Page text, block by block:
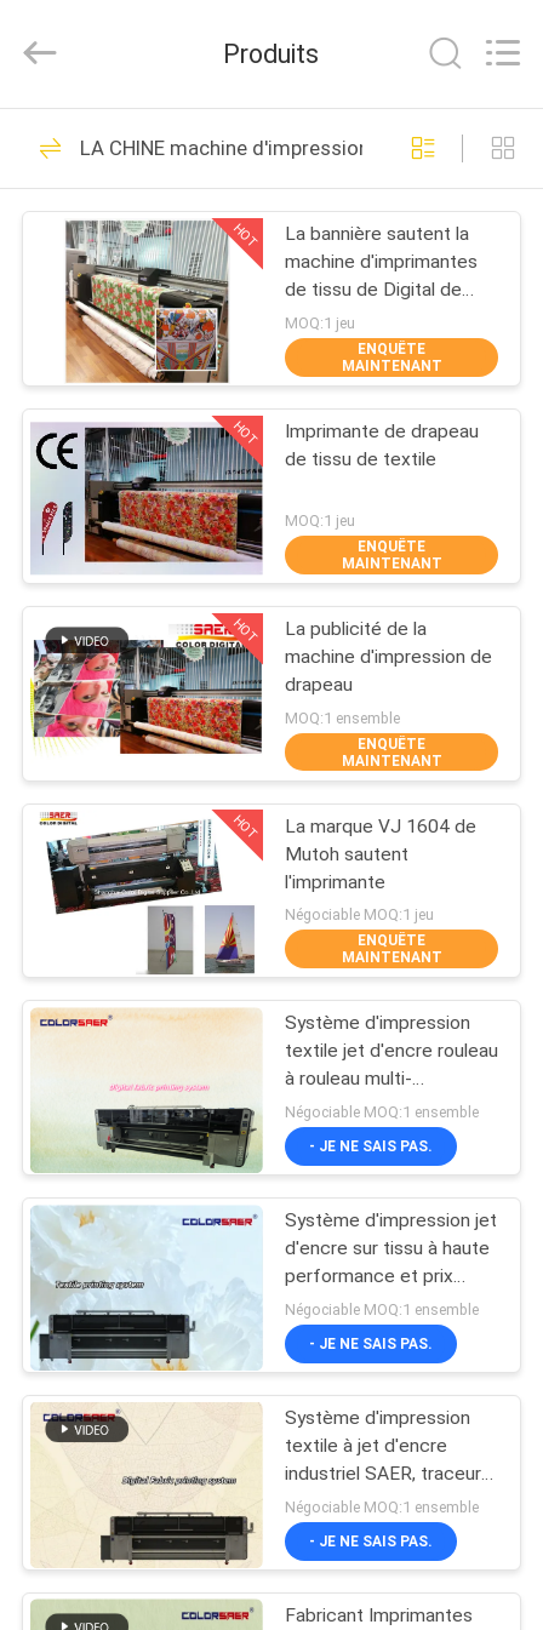
APERÇU
PRODUITS
VIDÉOS
PROPOS
DE
NOUS
VISITE
D'USINE
CONTRÔLE
DE
LA
QUALITÉ
CONTACT
NOUVELLES
TOUS
CAS
COMPANY
NEWS
PLAN
DU
SITE
POLITIQUE
CONFIDENTIALITÉ
Digital
Ltd..
Reserved.
Machine
d'impression de
tissus de Digital
232
Machine
d'impression de
tissu de Digital
176
Imprimante de DTF
55
Imprimante DTF UV
imprimante UV
179
machine de
calendrier de textile
Produits
LA CHINE machine d'impression de sublimation
HOT
La bannière sautent la
machine d'imprimantes
de tissu de Digital de
machine d'impression de
drapeau pour l'affichage
MOQ:1 jeu
ENQUÊTE
MAINTENANT
HOT
Imprimante de drapeau
de tissu de textile
MOQ:1 jeu
ENQUÊTE
MAINTENANT
HOT
La publicité de la
machine d'impression de
drapeau
MOQ:1 ensemble
ENQUÊTE
MAINTENANT
HOT
La marque VJ 1604 de
Mutoh sautent
l'imprimante
Négociable MOQ:1 jeu
ENQUÊTE
MAINTENANT
Système d'impression
textile jet d'encre rouleau
à rouleau multi-
spécifications du
fabricant CSR3200
Traceur textile avec
sublimation
Négociable MOQ:1 ensemble
- JE NE SAIS PAS.
Système d'impression jet
d'encre sur tissu à haute
performance et prix
d'usine, traceur textile
haute résolution
Négociable MOQ:1 ensemble
- JE NE SAIS PAS.
Système d'impression
textile à jet d'encre
industriel SAER, traceur
textile haute vitesse
pour matériaux en
polyester et coton
Négociable MOQ:1 ensemble
- JE NE SAIS PAS.
Fabricant Imprimantes